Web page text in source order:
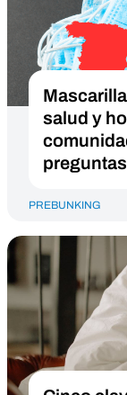
salud y
PREBUNKING